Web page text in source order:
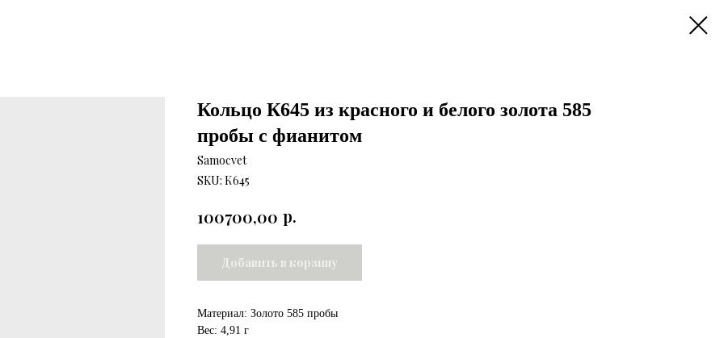
Кольцо К645 из красного и белого золота 585
пробы с фианитом
Samocvet
SKU: К645
100700,00 р.
Добавить в корзину
Материал: Золото 585 пробы
Вес: 4,91 г